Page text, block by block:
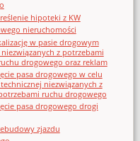
hipoteki z KW
nieruchomości
w pasie drogowym
z potrzebami
drogowego oraz reklam
pasa drogowego w celu
niezwiązanych z
ruchu drogowego
pasa drogowego drogi
zjazdu